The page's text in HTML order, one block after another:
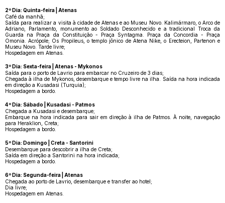
2º Dia: Quinta-feira | Atenas
Café da manhã;
Saída para realizar a visita à cidade de Atenas e ao Museu Novo. Kalimármaro, o Arco de
Adriano, Parlamento, monumento ao Soldado Desconhecido e a tradicional Troca da
Guarda na Praça da Constituição - Praça Syntagma. Praça da Concordia - Praça
Omonia. Acrópole; Os Propileus, o templo jônico de Atena Nike, o Erecteion, Partenon e
Museu Novo. Tarde livre;
Hospedagem em Atenas.
3º Dia: Sexta-feira | Atenas - Mykonos
Saída para o porto de Lavrio para embarcar no Cruzeiro de 3 dias;
Chegada à ilha de Mykonos, desembarque e tempo livre na ilha. Saída na hora indicada
em direção a Kusadasi (Turquia);
Hospedagem a bordo.
4º Dia: Sábado | Kusadasi - Patmos
Chegada a Kusadasi e desembarque;
Embarque na hora indicada para sair em direção à ilha de Patmos. À noite, navegação
para Heraklion, Creta;
Hospedagem a bordo.
5º Dia: Domingo | Creta - Santorini
Desembarque para descobrir a ilha de Creta;
Saída em direção a Santorini na hora indicada;
Hospedagem a bordo.
6º Dia: Segunda-feira | Atenas
Chegada ao porto de Lavrio, desembarque e transfer ao hotel;
Dia livre;
Hospedagem em Atenas.